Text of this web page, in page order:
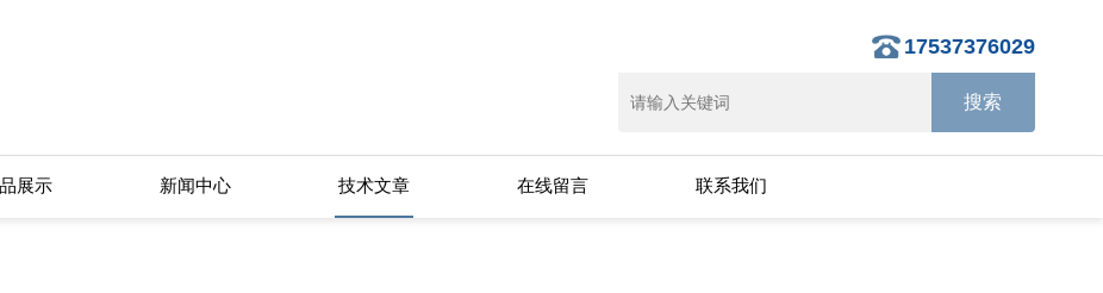
系！
17537376029
展示 新闻中心 技术文章 在线留言 联系我们